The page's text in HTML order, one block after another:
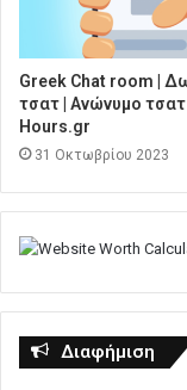
Greek Chat room |
τσατ | Ανώνυμο τσατ |
Hours.gr
31 Οκτωβρίου 2023
Διαφήμιση